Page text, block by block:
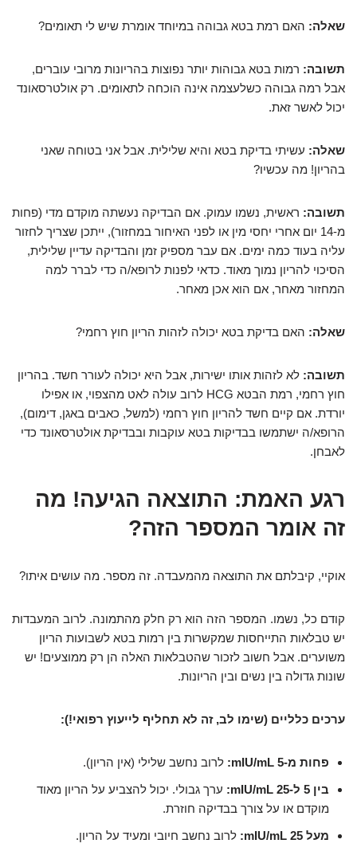
שאלה: האם רמת בטא גבוהה במיוחד אומרת שיש לי תאומים?
תשובה: רמות בטא גבוהות יותר נפוצות בהריונות מרובי עוברים,
אבל רמה גבוהה כשלעצמה אינה הוכחה לתאומים. רק אולטרסאונד
יכול לאשר זאת.
שאלה: עשיתי בדיקת בטא והיא שלילית. אבל אני בטוחה שאני
בהריון! מה עכשיו?
תשובה: ראשית, נשמו עמוק. אם הבדיקה נעשתה מוקדם מדי (פחות
מ-14 יום אחרי יחסי מין או לפני האיחור במחזור), ייתכן שצריך לחזור
עליה בעוד כמה ימים. אם עבר מספיק זמן והבדיקה עדיין שלילית,
הסיכוי להריון נמוך מאוד. כדאי לפנות לרופא/ה כדי לברר למה
המחזור מאחר, אם הוא אכן מאחר.
שאלה: האם בדיקת בטא יכולה לזהות הריון חוץ רחמי?
תשובה: לא לזהות אותו ישירות, אבל היא יכולה לעורר חשד. בהריון
חוץ רחמי, רמת הבטא HCG לרוב עולה לאט מהצפוי, או אפילו
יורדת. אם קיים חשד להריון חוץ רחמי (למשל, כאבים באגן, דימום),
הרופא/ה ישתמשו בבדיקות בטא עוקבות ובבדיקת אולטרסאונד כדי
לאבחן.
רגע האמת: התוצאה הגיעה! מה
זה אומר המספר הזה?
אוקיי, קיבלתם את התוצאה מהמעבדה. זה מספר. מה עושים איתו?
קודם כל, נשמו. המספר הזה הוא רק חלק מהתמונה. לרוב המעבדות
יש טבלאות התייחסות שמקשרות בין רמות בטא לשבועות הריון
משוערים. אבל חשוב לזכור שהטבלאות האלה הן רק ממוצעים! יש
שונות גדולה בין נשים ובין הריונות.
ערכים כלליים (שימו לב, זה לא תחליף לייעוץ רפואי!):
פחות מ-5 mIU/mL:
לרוב נחשב שלילי (אין הריון).
בין 5 ל-25 mIU/mL:
ערך גבולי. יכול להצביע על הריון מאוד
מוקדם או על צורך בבדיקה חוזרת.
מעל 25 mIU/mL:
לרוב נחשב חיובי ומעיד על הריון.